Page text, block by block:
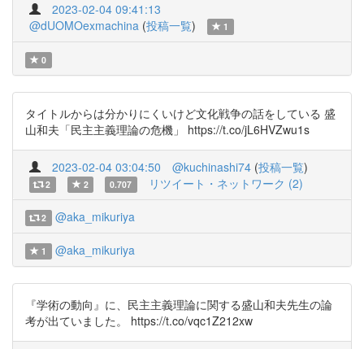
2023-02-04 09:41:13
@dUOMOexmachina (投稿一覧) 1
0
タイトルからは分かりにくいけど文化戦争の話をしている 盛
山和夫「民主主義理論の危機」 https://t.co/jL6HVZwu1s
2023-02-04 03:04:50 @kuchinashi74 (投稿一覧)
2 2 0.707 リツイート・ネットワーク (2)
2 @aka_mikuriya
1 @aka_mikuriya
『学術の動向』に、民主主義理論に関する盛山和夫先生の論
考が出ていました。 https://t.co/vqc1Z212xw